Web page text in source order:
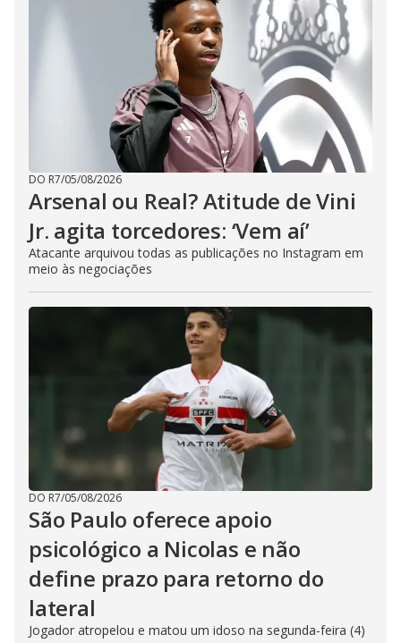
DO R7/05/08/2026
Arsenal ou Real? Atitude de Vini
Jr. agita torcedores: ‘Vem aí’
Atacante arquivou todas as publicações no Instagram em
meio às negociações
DO R7/05/08/2026
São Paulo oferece apoio
psicológico a Nicolas e não
define prazo para retorno do
lateral
Jogador atropelou e matou um idoso na segunda-feira (4)